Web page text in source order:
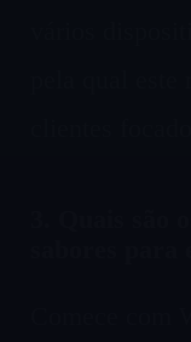
vários
pela qual
3. Quais são
sabores
Comece